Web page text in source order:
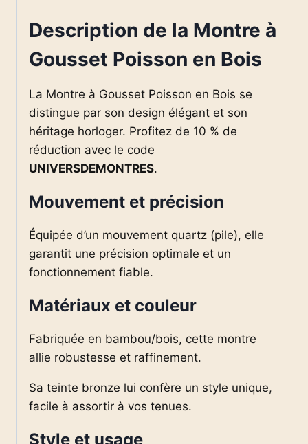
Description de la Montre à
Gousset Poisson en Bois
La Montre à Gousset Poisson en Bois se
distingue par son design élégant et son
héritage horloger. Profitez de 10 % de
réduction avec le code
UNIVERSDEMONTRES.
Mouvement et précision
Équipée d’un mouvement quartz (pile), elle
garantit une précision optimale et un
fonctionnement fiable.
Matériaux et couleur
Fabriquée en bambou/bois, cette montre
allie robustesse et raffinement.
Sa teinte bronze lui confère un style unique,
facile à assortir à vos tenues.
Style et usage